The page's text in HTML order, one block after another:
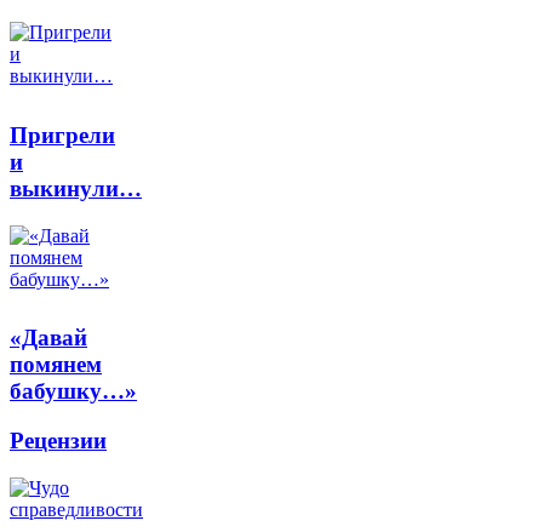
Пригрели
и
выкинули…
«Давай
помянем
бабушку…»
Рецензии